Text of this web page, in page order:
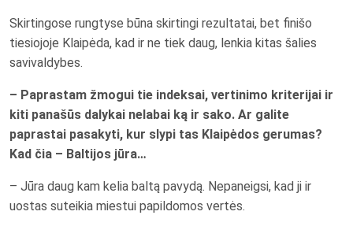
Skirtingose rungtyse būna skirtingi rezultatai, bet finišo
tiesiojoje Klaipėda, kad ir ne tiek daug, lenkia kitas šalies
savivaldybes.
– Paprastam žmogui tie indeksai, vertinimo kriterijai ir
kiti panašūs dalykai nelabai ką ir sako. Ar galite
paprastai pasakyti, kur slypi tas Klaipėdos gerumas?
Kad čia – Baltijos jūra…
– Jūra daug kam kelia baltą pavydą. Nepaneigsi, kad ji ir
uostas suteikia miestui papildomos vertės.